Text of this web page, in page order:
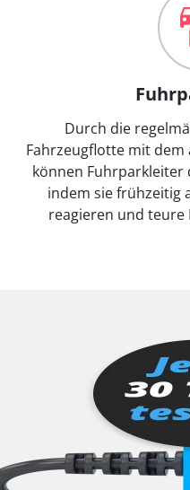
Durch die
Fahrzeugflotte mit dem
können Fuhrparkleiter
indem sie frühzeitig
reagieren und teure